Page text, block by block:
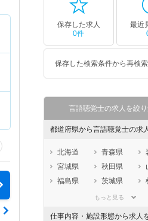
保存した求人
0件
最近
保存した検索条件から再検
言語聴覚士の求人を絞
都道府県から言語聴覚士の求
北海道 青森県
宮城県
秋田県
福島県
茨城県
埼玉県
もっと見る
仕事内容・施設形態から求人